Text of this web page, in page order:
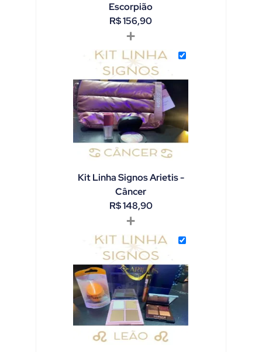
Escorpião
R$156,90
+
Kit Linha Signos Arietis -
Câncer
R$148,90
+